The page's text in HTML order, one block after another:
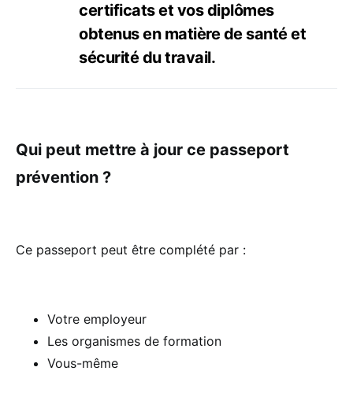
certificats et vos diplômes
obtenus en matière de santé et
sécurité du travail.
Qui peut mettre à jour ce passeport
prévention ?
Ce passeport peut être complété par :
Votre employeur
Les organismes de formation
Vous-même